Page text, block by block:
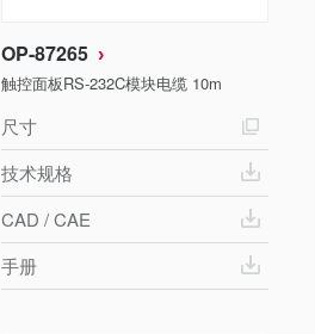
OP-87265
触控面板RS-232C模块电缆 10m
尺寸
技术规格
CAD / CAE
手册